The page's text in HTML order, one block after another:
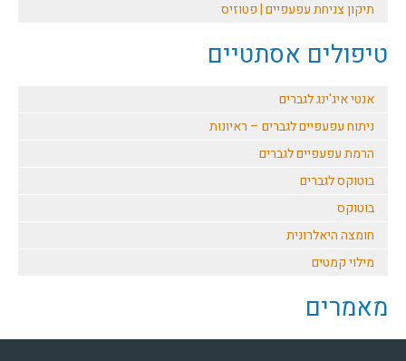
תיקון צניחת עפעפיים | פטוזיס
טיפולים אסתטיים
אנטי איג'ינג לגברים
ניתוח עפעפיים לגברים – ראיונות
הרמת עפעפיים לגברים
בוטוקס לגברים
בוטוקס
חומצה היאלרונית
מילוי קמטים
מאמרים